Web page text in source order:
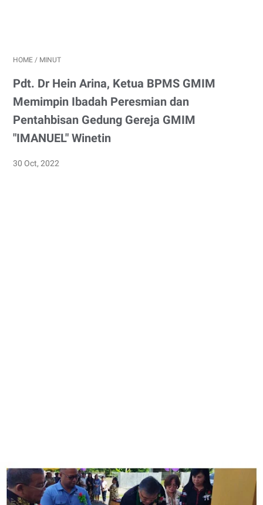
HOME / MINUT
Pdt. Dr Hein Arina, Ketua BPMS GMIM
Memimpin Ibadah Peresmian dan
Pentahbisan Gedung Gereja GMIM
"IMANUEL" Winetin
30 Oct, 2022